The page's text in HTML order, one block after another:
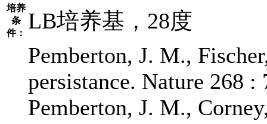
培养
条
件：
LB培养基，28度
Pemberton, J. M.,
persistance. Nature 268 :
Pemberton, J. M.,